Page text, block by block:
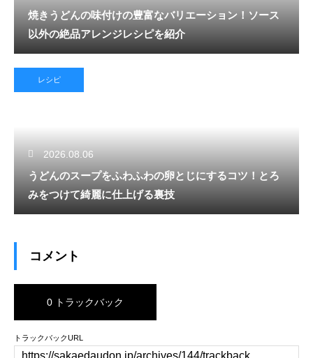
焼きうどんの味付けの豊富なバリエーション！ソース
以外の絶品アレンジレシピを紹介
レシピ
2026.08.06
うどんのスープをふわふわの卵とじにするコツ！とろ
みをつけて綺麗に仕上げる裏技
コメント
0 トラックバック
トラックバックURL